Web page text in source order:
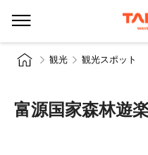
観光 観光スポット
富源国家森林遊